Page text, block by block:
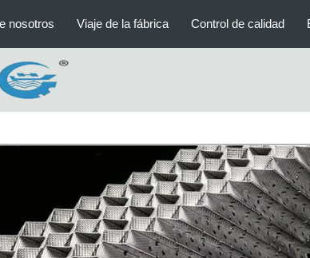
nosotros Viaje de la fábrica Control de calidad